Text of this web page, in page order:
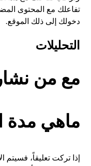
تفاعلك مع المحتوى
دخولك إلى ذلك الموقع.
التحليلات
مع من
ماهي مدة
إذا تركت تعليقاً، فسيتم